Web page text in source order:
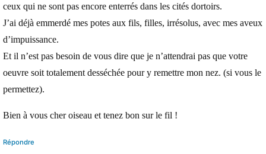
ceux qui ne sont pas encore enterrés dans les cités dortoirs.
J’ai déjà emmerdé mes potes aux fils, filles, irrésolus, avec mes aveux
d’impuissance.
Et il n’est pas besoin de vous dire que je n’attendrai pas que votre
oeuvre soit totalement desséchée pour y remettre mon nez. (si vous le
permettez).
Bien à vous cher oiseau et tenez bon sur le fil !
Répondre